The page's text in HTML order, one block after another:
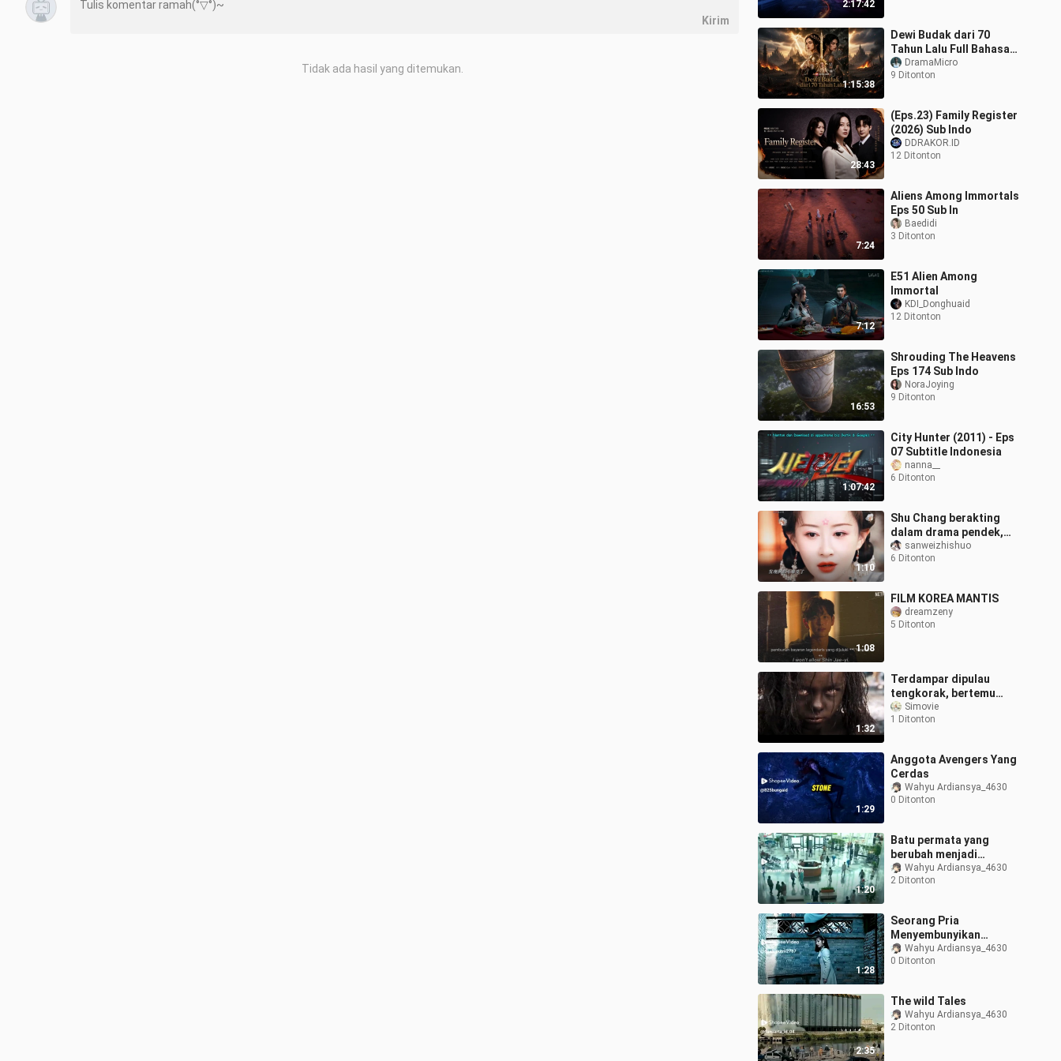
2:17:42
1:15:38
Dewi Budak dari 70
Tahun Lalu Full Bahasa
Indonesia (NS)
DramaMicro
9 Ditonton
28:43
(Eps.23) Family Register
(2026) Sub Indo
DDRAKOR.ID
12 Ditonton
7:24
Aliens Among Immortals
Eps 50 Sub In
Baedidi
3 Ditonton
7:12
E51 Alien Among
Immortal
KDI_Donghuaid
12 Ditonton
16:53
Shrouding The Heavens
Eps 174 Sub Indo
NoraJoying
9 Ditonton
1:07:42
City Hunter (2011) - Eps
07 Subtitle Indonesia
nanna__
6 Ditonton
1:10
Shu Chang berakting
dalam drama pendek,
rasanya seperti memberi
pukulan telak yang
sanweizhishuo
6 Ditonton
1:08
FILM KOREA MANTIS
dreamzeny
5 Ditonton
1:32
Terdampar dipulau
tengkorak, bertemu
penduduk pribumi yang
aneh
Simovie
1 Ditonton
1:29
Anggota Avengers Yang
Cerdas
Wahyu Ardiansya_4630
0 Ditonton
1:20
Batu permata yang
berubah menjadi
monster
Wahyu Ardiansya_4630
2 Ditonton
1:28
Seorang Pria
Menyembunyikan
sesuatu Dari Penjaga
Wahyu Ardiansya_4630
0 Ditonton
2:35
The wild Tales
Wahyu Ardiansya_4630
2 Ditonton
Kirim
Tidak ada hasil yang ditemukan.